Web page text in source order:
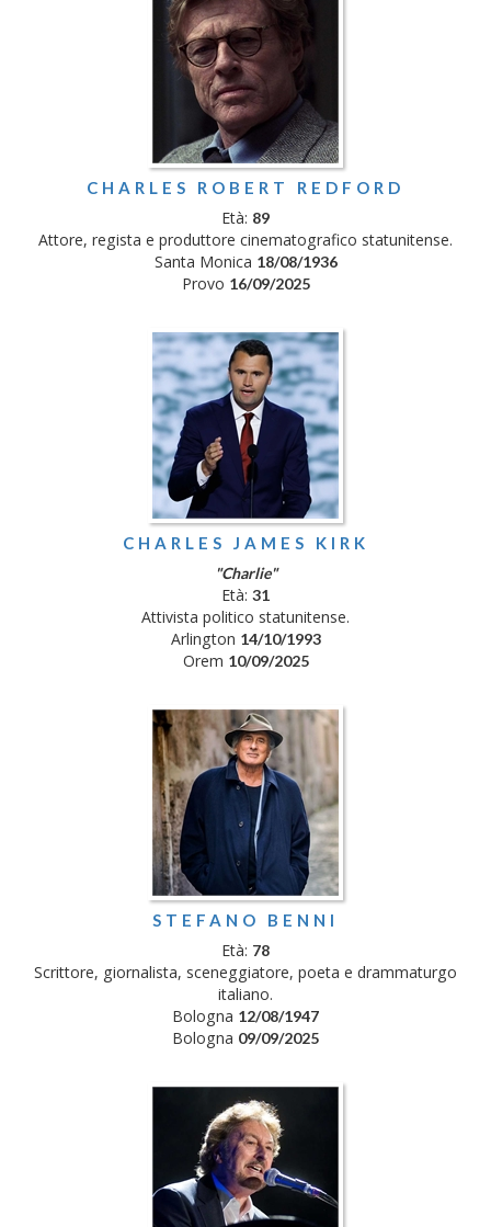
CHARLES ROBERT REDFORD
Età: 89
Attore, regista e produttore cinematografico statunitense.
Santa Monica 18/08/1936
Provo 16/09/2025
CHARLES JAMES KIRK
"Charlie"
Età: 31
Attivista politico statunitense.
Arlington 14/10/1993
Orem 10/09/2025
STEFANO BENNI
Età: 78
Scrittore, giornalista, sceneggiatore, poeta e drammaturgo
italiano.
Bologna 12/08/1947
Bologna 09/09/2025